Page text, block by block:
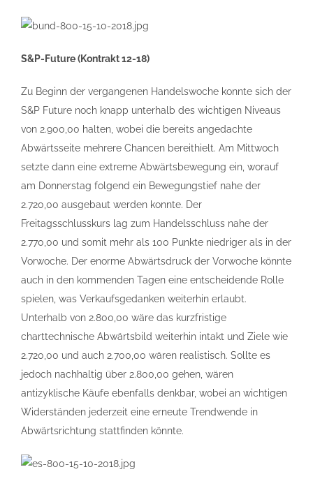
S&P-Future (Kontrakt 12-18)
Zu Beginn der vergangenen Handelswoche konnte sich der
S&P Future noch knapp unterhalb des wichtigen Niveaus
von 2.900,00 halten, wobei die bereits angedachte
Abwärtsseite mehrere Chancen bereithielt. Am Mittwoch
setzte dann eine extreme Abwärtsbewegung ein, worauf
am Donnerstag folgend ein Bewegungstief nahe der
2.720,00 ausgebaut werden konnte. Der
Freitagsschlusskurs lag zum Handelsschluss nahe der
2.770,00 und somit mehr als 100 Punkte niedriger als in der
Vorwoche. Der enorme Abwärtsdruck der Vorwoche könnte
auch in den kommenden Tagen eine entscheidende Rolle
spielen, was Verkaufsgedanken weiterhin erlaubt.
Unterhalb von 2.800,00 wäre das kurzfristige
charttechnische Abwärtsbild weiterhin intakt und Ziele wie
2.720,00 und auch 2.700,00 wären realistisch. Sollte es
jedoch nachhaltig über 2.800,00 gehen, wären
antizyklische Käufe ebenfalls denkbar, wobei an wichtigen
Widerständen jederzeit eine erneute Trendwende in
Abwärtsrichtung stattfinden könnte.